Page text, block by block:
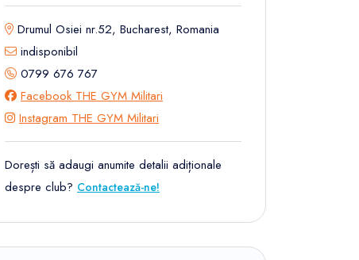
Drumul Osiei nr.52, Bucharest, Romania
indisponibil
0799 676 767
Facebook THE GYM Militari
Instagram THE GYM Militari
Dorești să adaugi anumite detalii adiționale
despre club? Contactează-ne!